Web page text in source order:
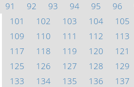
91
92 93 94 95 96
101
102 103 104 105
109
110 111 112 113
117
118 119 120 121
125
126 127 128 129
133
134 135 136 137